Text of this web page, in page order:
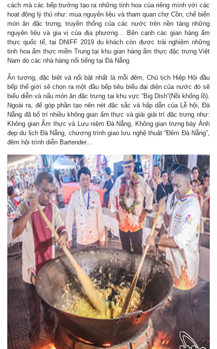
cách mà các bếp trưởng tạo ra những tinh hoa của riêng mình với các
hoạt động lý thú như: mua nguyên liệu và tham quan chợ Cồn, chế biến
món ăn đặc trưng, truyền thống của các nước trên nền tảng những
nguyên liệu và gia vị của địa phương… Bên cạnh các gian hàng ẩm
thực quốc tế, tại DNIFF 2019 du khách còn được trải nghiệm những
tinh hoa ẩm thực miền Trung tại khu gian hàng ẩm thực đặc trưng Việt
Nam do các nhà hàng nổi tiếng tại Đà Nẵng
Ấn tượng, đặc biệt và nổi bật nhất là mỗi đêm, Chủ tịch Hiệp Hội đầu
bếp thế giới sẽ chọn ra một đầu bếp tiêu biểu đại diện của nước đó sẽ
biểu diễn và nấu món ăn đặc trưng tại khu vực “Big Dish”(Nồi khổng lồ).
Ngoài ra, để góp phần tạo nên nét đặc sắc và hấp dẫn của Lễ hội, Đà
Nẵng đã bố trí nhiều không gian ẩm thực và giải giải trí đặc trưng như:
Không gian Ẩm thực và Lưu niệm Đà Nẵng, Không gian trưng bày Ảnh
đẹp du lịch Đà Nẵng, chương trình giao lưu nghệ thuật “Đêm Đà Nẵng”,
đêm hội trình diễn Bartender…